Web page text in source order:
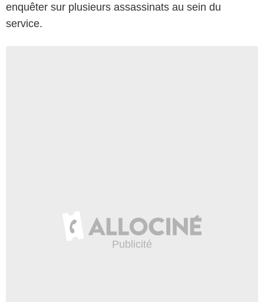
enquêter sur plusieurs assassinats au sein du
service.